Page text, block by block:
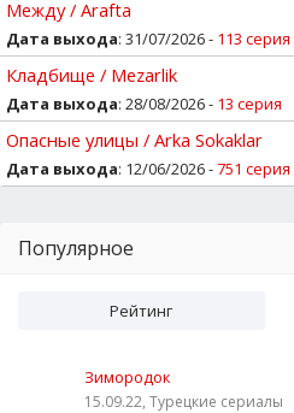
Между / Arafta
Дата выхода: 31/07/2026 - 113 серия
Кладбище / Mezarlik
Дата выхода: 28/08/2026 - 13 серия
Опасные улицы / Arka Sokaklar
Дата выхода: 12/06/2026 -751 серия
Популярное
Рейтинг
Зимородок
15.09.22, Турецкие сериалы